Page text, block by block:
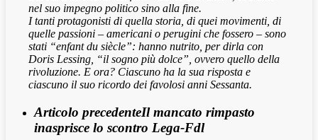
nel suo impegno politico sino alla fine.
I tanti protagonisti di quella storia, di quei movimenti, di
quelle passioni – americani o perugini che fossero – sono
stati “enfant du siècle”: hanno nutrito, per dirla con
Doris Lessing, “il sogno più dolce”, ovvero quello della
rivoluzione. E ora? Ciascuno ha la sua risposta e
ciascuno il suo ricordo dei favolosi anni Sessanta.
Articolo precedenteIl mancato rimpasto
inasprisce lo scontro Lega-Fdl